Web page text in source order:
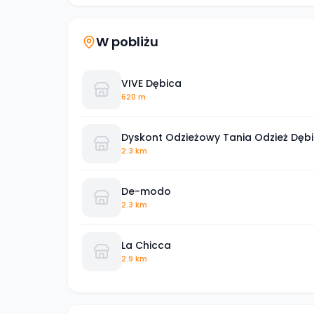
W pobliżu
VIVE Dębica
620 m
Dyskont Odzieżowy Tania Odzież
2.3 km
De-modo
2.3 km
La Chicca
2.9 km